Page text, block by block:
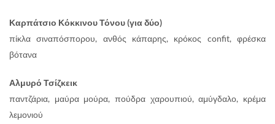
Καρπάτσιο Κόκκινου Τόνου (για δύο)
πίκλα σιναπόσπορου, ανθός κάπαρης, κρόκος confit, φρέσκα
βότανα
Αλμυρό Τσίζκεικ
παντζάρια, μαύρα μούρα, πούδρα χαρουπιού, αμύγδαλο, κρέμα
λεμονιού